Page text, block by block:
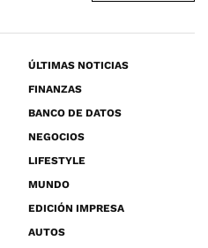
ÚLTIMAS NOTICIAS
FINANZAS
BANCO DE DATOS
NEGOCIOS
LIFESTYLE
MUNDO
EDICIÓN IMPRESA
AUTOS